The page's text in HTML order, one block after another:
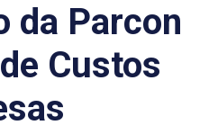
da Parcon
Custos